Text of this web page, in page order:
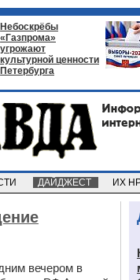
Небоскрёбы
«Газпрома»
угрожают
культурной ценности
Петербурга
ДАЙДЖЕСТ ИХ
вечером в